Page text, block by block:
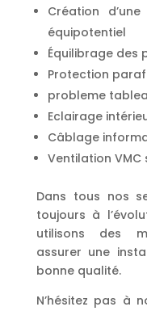
Création
équipotentiel
Équilibrage des
Protection
probleme
Eclairage
Câblage
Ventilation
Dans tous nos
toujours à
utilisons des
assurer une
bonne qualité.
N’hésitez pas à